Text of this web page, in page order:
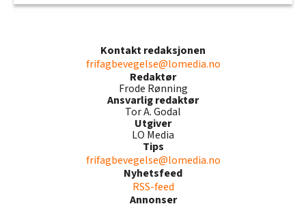
Kontakt redaksjonen
frifagbevegelse@lomedia.no
Redaktør
Frode Rønning
Ansvarlig redaktør
Tor A. Godal
Utgiver
LO Media
Tips
frifagbevegelse@lomedia.no
Nyhetsfeed
RSS-feed
Annonser